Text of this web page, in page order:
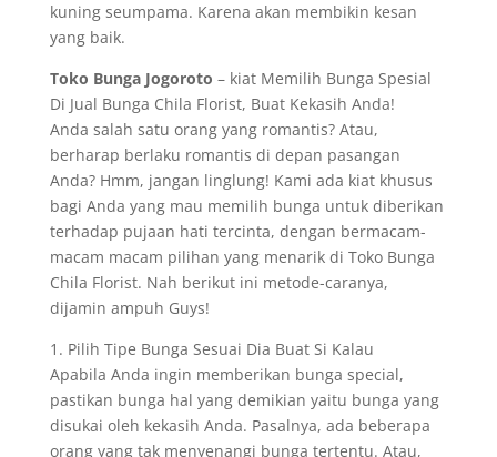
kuning seumpama. Karena akan membikin kesan
yang baik.
Toko Bunga Jogoroto – kiat Memilih Bunga Spesial
Di Jual Bunga Chila Florist, Buat Kekasih Anda!
Anda salah satu orang yang romantis? Atau,
berharap berlaku romantis di depan pasangan
Anda? Hmm, jangan linglung! Kami ada kiat khusus
bagi Anda yang mau memilih bunga untuk diberikan
terhadap pujaan hati tercinta, dengan bermacam-
macam macam pilihan yang menarik di Toko Bunga
Chila Florist. Nah berikut ini metode-caranya,
dijamin ampuh Guys!
1. Pilih Tipe Bunga Sesuai Dia Buat Si Kalau
Apabila Anda ingin memberikan bunga special,
pastikan bunga hal yang demikian yaitu bunga yang
disukai oleh kekasih Anda. Pasalnya, ada beberapa
orang yang tak menyenangi bunga tertentu. Atau,